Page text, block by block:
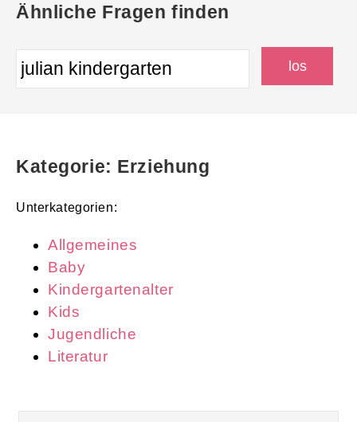
Ähnliche Fragen finden
Kategorie: Erziehung
Unterkategorien:
Allgemeines
Baby
Kindergartenalter
Kids
Jugendliche
Literatur